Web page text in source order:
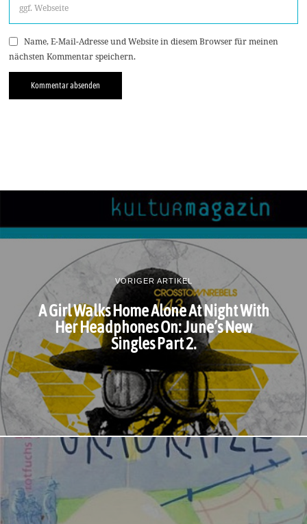
Name, E-Mail-Adresse und Website in diesem Browser für meinen
nächsten Kommentar speichern.
VORIGER ARTIKEL
A Girl Walks Home Alone At Night With
Her Headphones On: June’s New
Singles Part 2.